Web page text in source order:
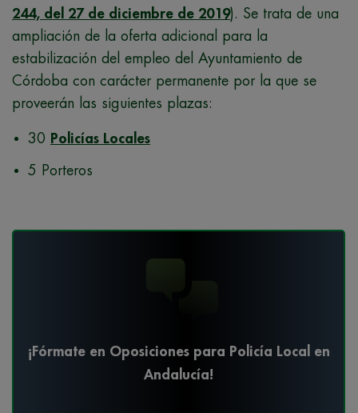
244, del 27 de diciembre de 2019). Se trata de una
ampliación de la oferta adicional para la
estabilización del empleo del Ayuntamiento de
Córdoba con carácter permanente por la que se
proveerán las siguientes plazas:
30 Policías Locales
5 Porteros
¡Fórmate en Oposiciones para Policía Local en
Andalucía!